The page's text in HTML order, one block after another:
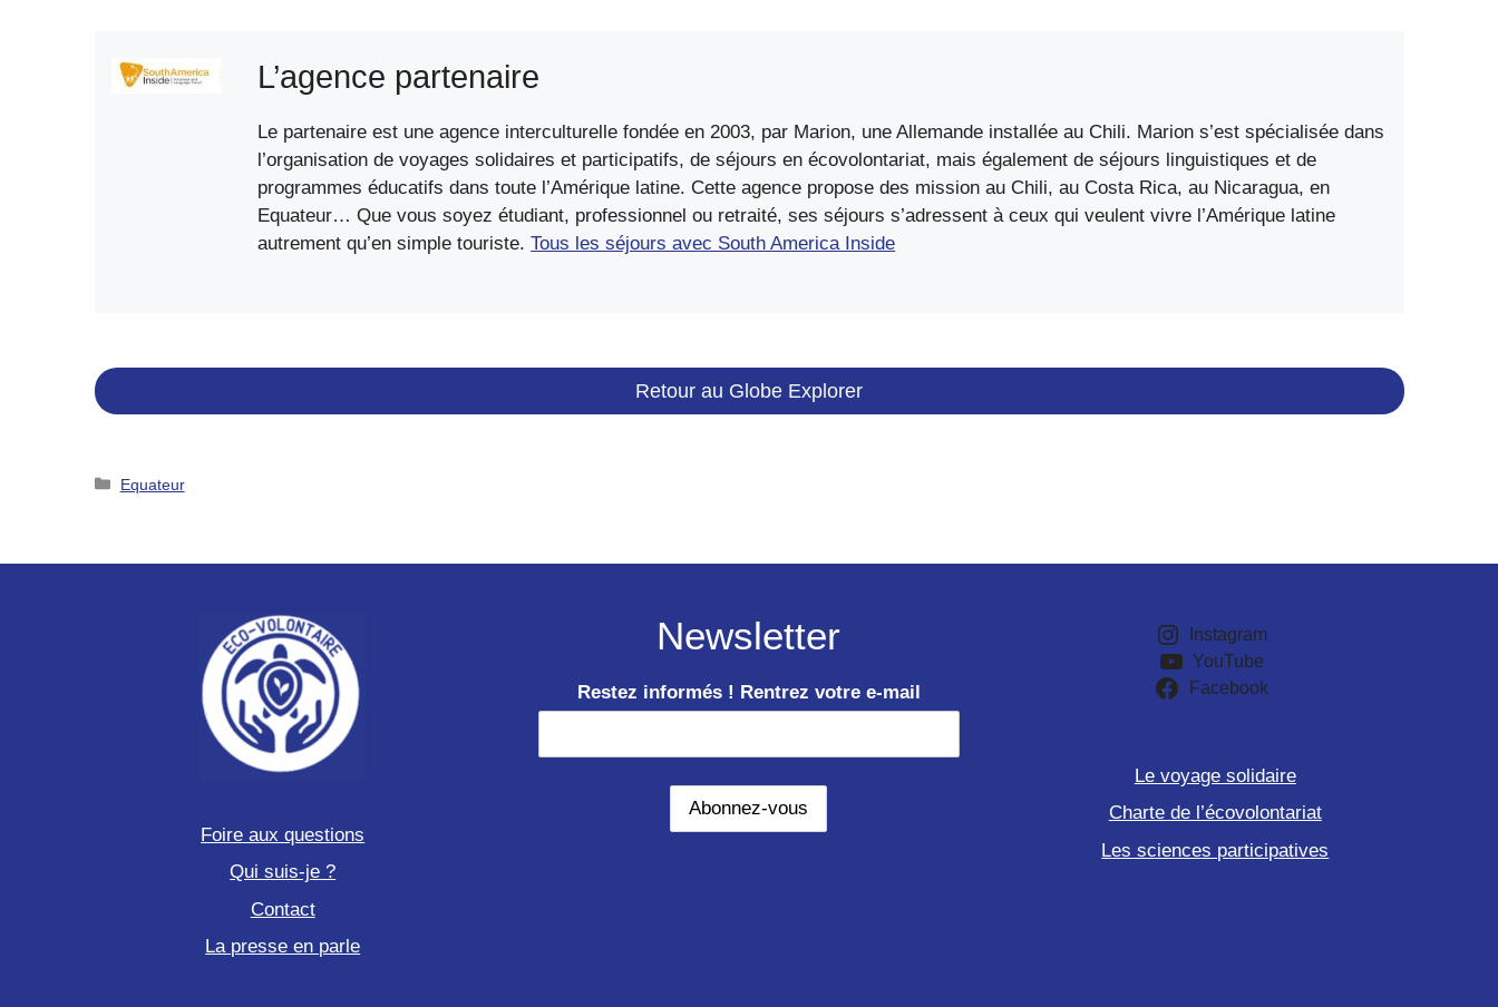
L’agence partenaire
Le partenaire est une agence interculturelle fondée en 2003, par Marion, une Allemande installée au Chili. Marion s’est spécialisée dans
l’organisation de voyages solidaires et participatifs, de séjours en écovolontariat, mais également de séjours linguistiques et de
programmes éducatifs dans toute l’Amérique latine. Cette agence propose des mission au Chili, au Costa Rica, au Nicaragua, en
Equateur… Que vous soyez étudiant, professionnel ou retraité, ses séjours s’adressent à ceux qui veulent vivre l’Amérique latine
autrement qu’en simple touriste.Tous les séjours avec South America Inside
Retour au Globe Explorer
Catégories
Equateur
Foire aux questions
Qui suis-je ?
Contact
La presse en parle
Newsletter
Restez informés ! Rentrez votre e-mail
Instagram
YouTube
Facebook
Le voyage solidaire
Charte de l’écovolontariat
Les sciences participatives